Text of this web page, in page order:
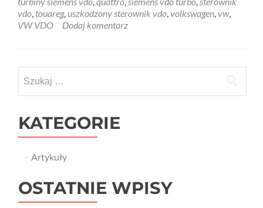
vdo touareg, uszkodzony sterownik vdo volkswagen vw,
VW VDO
Dodaj komentarz
KATEGORIE
Artykuły
OSTATNIE WPISY